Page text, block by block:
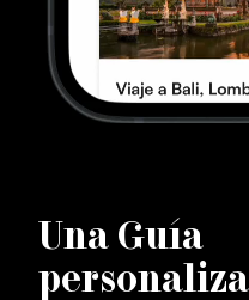
Una Guía